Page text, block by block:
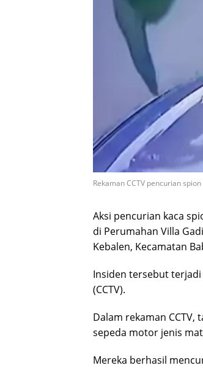
Rekaman CCTV pencurian
Aksi pencurian kaca
di Perumahan Villa
Kebalen, Kecamatan
Insiden tersebut
(CCTV).
Dalam rekaman
sepeda motor jenis
Mereka berhasil